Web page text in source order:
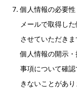
個人情報の必要性
メールで取得し
させていただきま
個人情報の開示
事項について確
きないことがあり